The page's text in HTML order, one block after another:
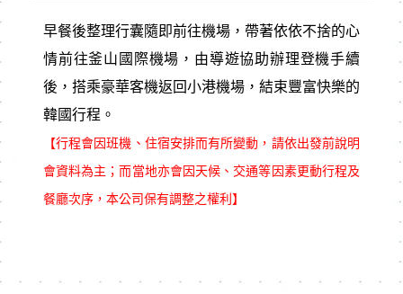
早餐後整理行囊隨即前往機場，帶著依依不捨的心
情前往釜山國際機場，由導遊協助辦理登機手續
後，搭乘豪華客機返回小港機場，結束豐富快樂的
韓國行程。
【行程會因班機、住宿安排而有所變動，請依出發前說明
會資料為主；而當地亦會因天候、交通等因素更動行程及
餐廳次序，本公司保有調整之權利】